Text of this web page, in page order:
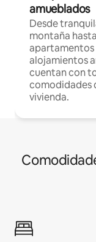
amueblados
Desde
montaña
apartamentos
alojamientos
cuentan con
comodidades
vivienda.